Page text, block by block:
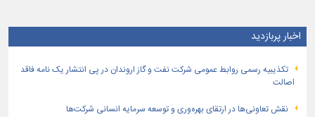
اخبار پربازدید
تكذیبیه رسمی روابط عمومی شركت نفت و گاز اروندان در پی انتشار یک نامه فاقد
اصالت
نقش تعاونی‌ها در ارتقای بهره‌وری و توسعه سرمایه انسانی شرکت‌ها